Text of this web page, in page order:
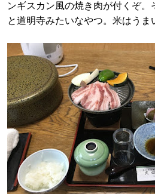
ンギスカン風の焼き肉が付くぞ。
と道明寺みたいなやつ。米はうま